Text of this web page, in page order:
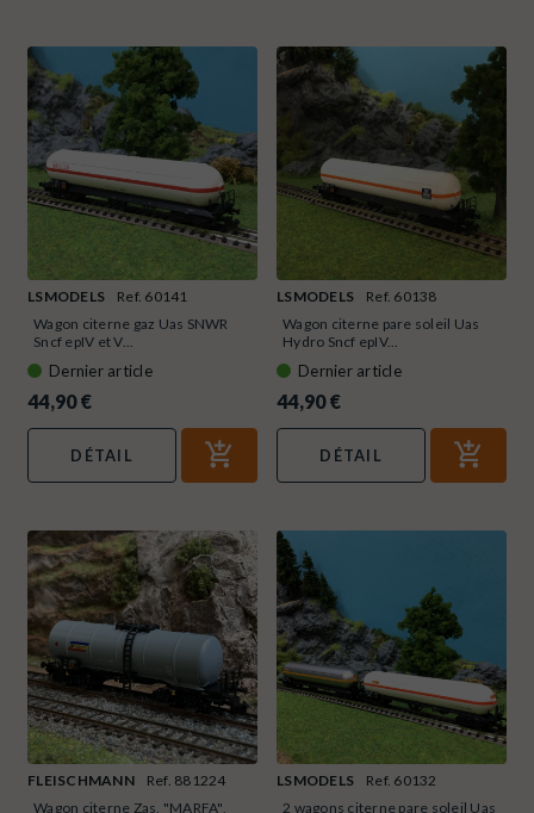
LSMODELS
Ref. 60141
Wagon citerne gaz Uas SNWR
Sncf epIV et V...
Dernier article
44,90 €
DÉTAIL
LSMODELS
Ref. 60138
Wagon citerne pare soleil Uas
Hydro Sncf epIV...
Dernier article
44,90 €
DÉTAIL
FLEISCHMANN
Ref. 881224
Wagon citerne Zas, "MARFA",
LSMODELS
Ref. 60132
2 wagons citerne pare soleil Uas